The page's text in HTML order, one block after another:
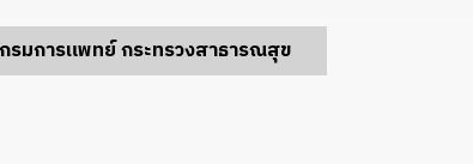
รมการแพทย์ กระทรวงสาธารณสุข